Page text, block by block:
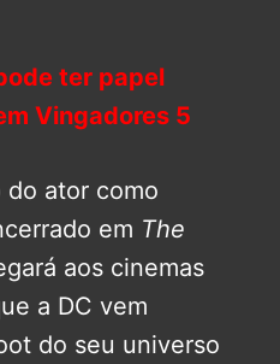
ter papel
Vingadores 5
do ator como
em The
aos cinemas
a DC vem
do seu universo